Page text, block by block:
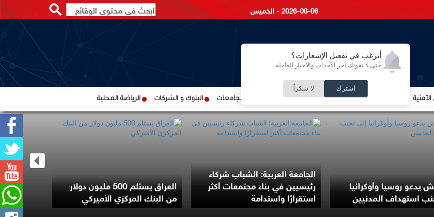
أترغب في تفعيل الإشعارات؟
حتى لا تفوتك آخر الأحداث والأخبار العاجلة
اشترك لا شكراً
2026-08-06 - الخميس
الشؤون الإقتصادية الشؤون البرلمانية التعليم والجامعات البنوك و الشركات الرياضة المحلية
يدعو روسيا وأوكرانيا
استهداف المدنيين
الجامعة العربية: الشباب شركاء
رئيسيين في بناء مجتمعات أكثر
استقرارًا واستدامة
العراق يستلم 500 مليون دولار
من البنك المركزي الأميركي درعها